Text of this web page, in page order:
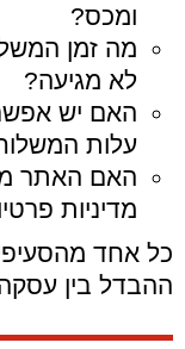
ומכס?
מה זמן
לא מגיעה?
האם יש
עלות
מדיניות
כל אחד
ההבדל בין